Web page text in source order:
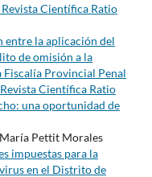
Científica Ratio
entre la aplicación del
de omisión a la
Provincial Penal
Revista Científica Ratio
una oportunidad de
María Pettit Morales
impuestas para la
en el Distrito de